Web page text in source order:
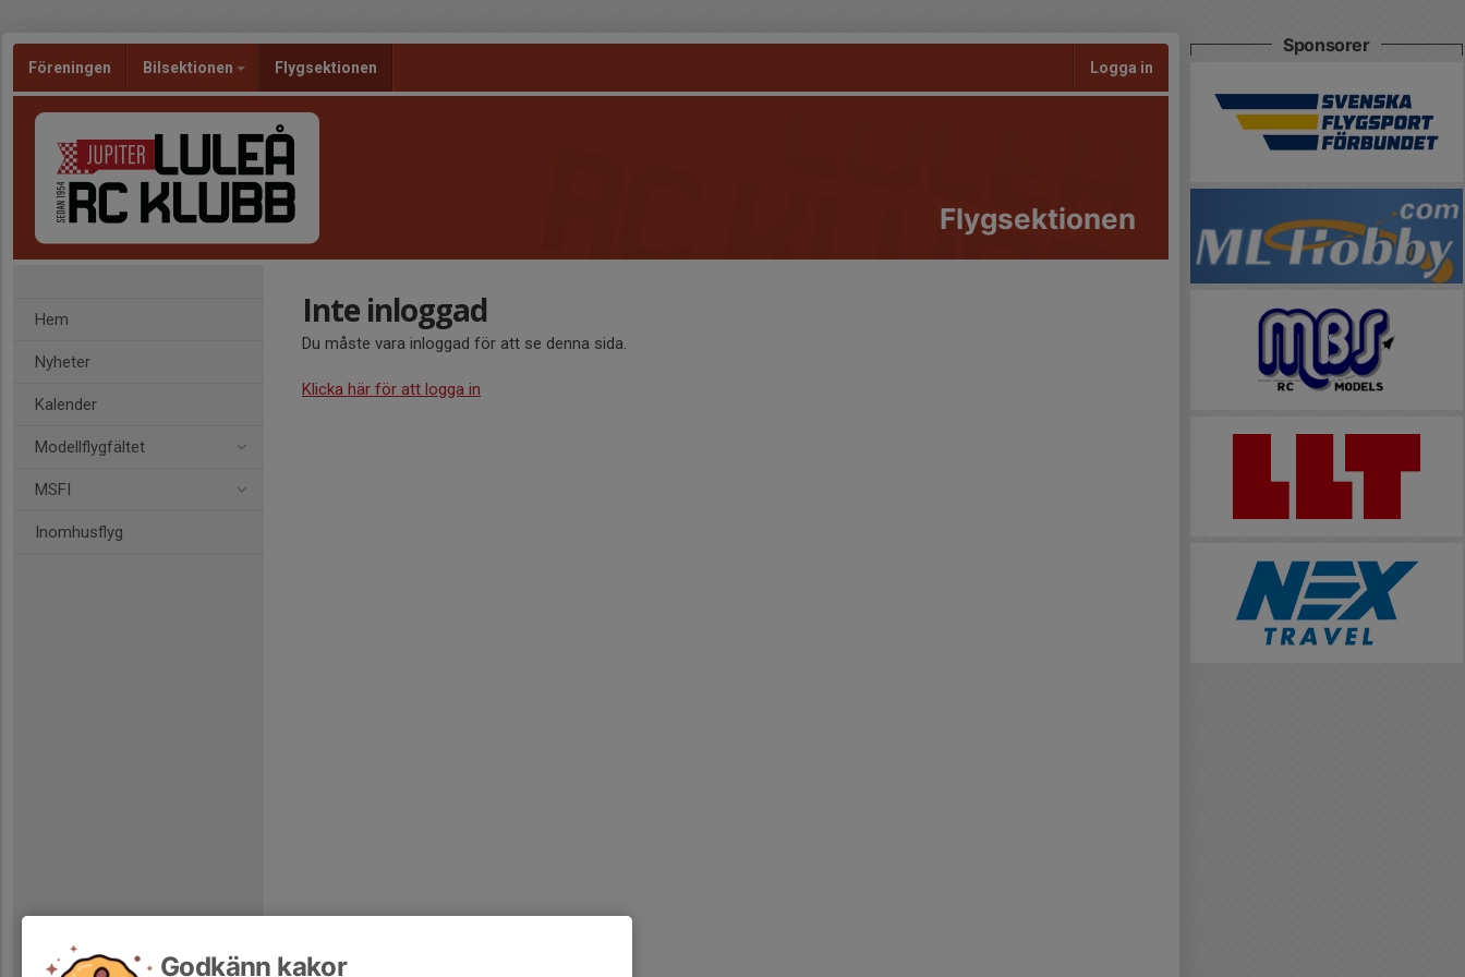
Föreningen Bilsektionen Flygsektionen Logga in
Flygsektionen
Hem
Nyheter
Kalender
Modellflygfältet
MSFI
Inomhusflyg
Inte inloggad
Du måste vara inloggad för att se denna sida.
Klicka här för att logga in
Sponsorer
Godkänn kakor